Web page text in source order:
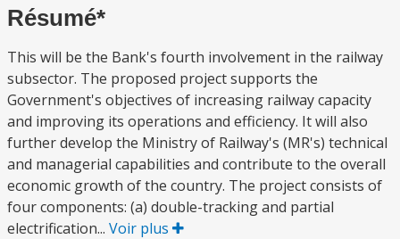
Résumé*
This will be the Bank's fourth involvement in the railway
subsector. The proposed project supports the
Government's objectives of increasing railway capacity
and improving its operations and efficiency. It will also
further develop the Ministry of Railway's (MR's) technical
and managerial capabilities and contribute to the overall
economic growth of the country. The project consists of
four components: (a) double-tracking and partial
electrification... Voir plus